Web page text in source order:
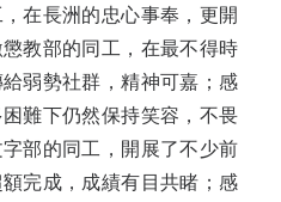
在長洲的忠心事奉，更開
教部的同工，在最不得時
弱勢社群，精神可嘉；感
難下仍然保持笑容，不畏
部的同工，開展了不少前
完成，成績有目共睹；感